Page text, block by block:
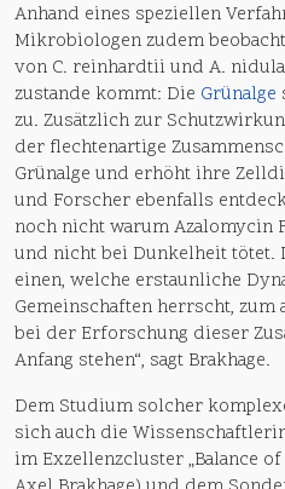
Anhand eines speziellen
Mikrobiologen zudem
von C. reinhardtii und A.
zustande kommt: Die Grünalge
zu. Zusätzlich zur
der flechtenartige
Grünalge und erhöht ihre
und Forscher ebenfalls
noch nicht warum Azalomycin
und nicht bei Dunkelheit tötet.
einen, welche erstaunliche
Gemeinschaften herrscht, zum
bei der Erforschung dieser
Anfang stehen“, sagt Brakhage.
Dem Studium solcher
sich auch die
im Exzellenzcluster „Balance